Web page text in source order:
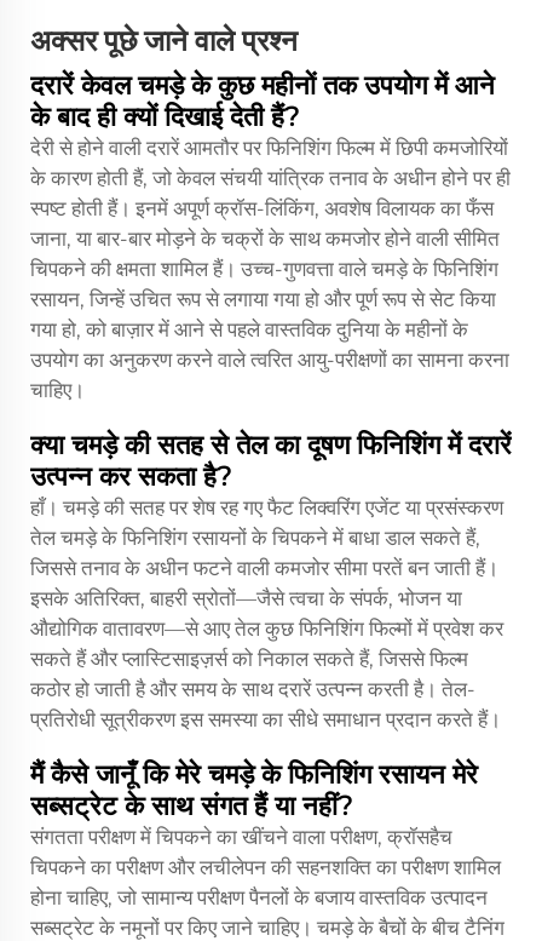
अक्सर पूछे जाने वाले प्रश्न
दरारें केवल चमड़े के कुछ महीनों तक उपयोग में आने
के बाद ही क्यों दिखाई देती हैं?
देरी से होने वाली दरारें आमतौर पर फिनिशिंग फिल्म में छिपी कमजोरियों
के कारण होती हैं, जो केवल संचयी यांत्रिक तनाव के अधीन होने पर ही
स्पष्ट होती हैं। इनमें अपूर्ण क्रॉस-लिंकिंग, अवशेष विलायक का फँस
जाना, या बार-बार मोड़ने के चक्रों के साथ कमजोर होने वाली सीमित
चिपकने की क्षमता शामिल हैं। उच्च-गुणवत्ता वाले चमड़े के फिनिशिंग
रसायन, जिन्हें उचित रूप से लगाया गया हो और पूर्ण रूप से सेट किया
गया हो, को बाज़ार में आने से पहले वास्तविक दुनिया के महीनों के
उपयोग का अनुकरण करने वाले त्वरित आयु-परीक्षणों का सामना करना
चाहिए।
क्या चमड़े की सतह से तेल का दूषण फिनिशिंग में दरारें
उत्पन्न कर सकता है?
हाँ। चमड़े की सतह पर शेष रह गए फैट लिक्वरिंग एजेंट या प्रसंस्करण
तेल चमड़े के फिनिशिंग रसायनों के चिपकने में बाधा डाल सकते हैं,
जिससे तनाव के अधीन फटने वाली कमजोर सीमा परतें बन जाती हैं।
इसके अतिरिक्त, बाहरी स्रोतों—जैसे त्वचा के संपर्क, भोजन या
औद्योगिक वातावरण—से आए तेल कुछ फिनिशिंग फिल्मों में प्रवेश कर
सकते हैं और प्लास्टिसाइज़र्स को निकाल सकते हैं, जिससे फिल्म
कठोर हो जाती है और समय के साथ दरारें उत्पन्न करती है। तेल-
प्रतिरोधी सूत्रीकरण इस समस्या का सीधे समाधान प्रदान करते हैं।
मैं कैसे जानूँ कि मेरे चमड़े के फिनिशिंग रसायन मेरे
सब्सट्रेट के साथ संगत हैं या नहीं?
संगतता परीक्षण में चिपकने का खींचने वाला परीक्षण, क्रॉसहैच
चिपकने का परीक्षण और लचीलेपन की सहनशक्ति का परीक्षण शामिल
होना चाहिए, जो सामान्य परीक्षण पैनलों के बजाय वास्तविक उत्पादन
सब्सट्रेट के नमूनों पर किए जाने चाहिए। चमड़े के बैचों के बीच टैनिंग